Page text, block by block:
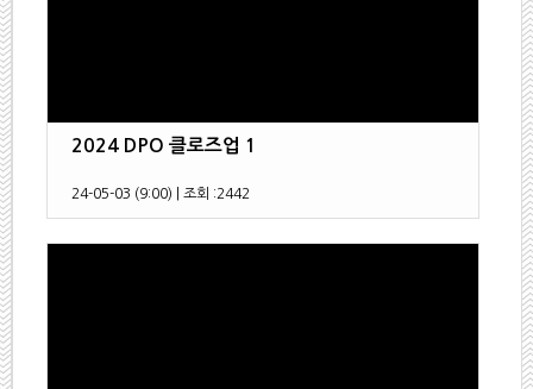
2024 DPO 클로즈업 1
24-05-03 (9:00) 조회 :2442